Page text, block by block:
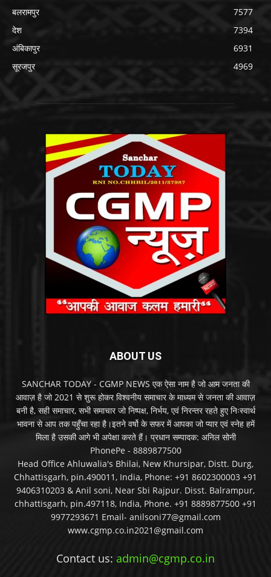
बलरामपुर
7577
देश
7394
अंबिकापुर
6931
सूरजपुर
4969
ABOUT US
SANCHAR TODAY - CGMP NEWS एक ऐसा नाम है जो आम जनता की
आवाज़ है जो 2021 से शुरू होकर विश्वनीय समाचार के माध्यम से जनता की आवाज़
बनी है, सही समाचार, सभी समाचार जो निष्पक्ष, निर्भय, एवं निरन्तर रहते हुए निःस्वार्थ
भावना से आप तक पहुँचा रहा है।इतने वर्षो के सफर में आपका जो प्यार एवं स्नेह हमें
मिला है उसकी आगे भी अपेक्षा करते हैं। प्रधान सम्पादक: अनिल सोनी
PhonePe - 8889877500
Head Office Ahluwalia's Bhilai, New Khursipar, Distt. Durg,
Chhattisgarh, pin.490011, India, Phone: +91 8602300003 +91
9406310203 & Anil soni, Near Sbi Rajpur. Disst. Balrampur,
chhattisgarh, pin.497118, India, Phone. +91 8889877500 +91
9977293671 Email- anilsoni77@gmail.com
www.cgmp.co.in2021@gmail.com
Contact us: admin@cgmp.co.in